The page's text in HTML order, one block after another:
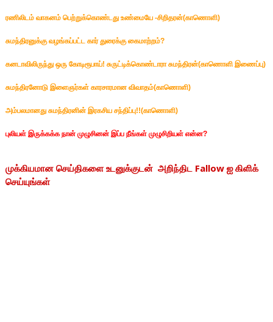
ரணிலிடம் வாகனம் பெற்றுக்கொண்டது உண்மையே -சிறிதரன்(காணொளி)
சுமந்திரனுக்கு வழங்கப்பட்ட கார் துரைக்கு கைமாற்றம்?
கனடாவிலிருந்து ஒரு கோடிரூபாய்! சுருட்டிக்கொண்டாரா சுமந்திரன்(காணொளி இணைப்பு)
சுமந்திரனோடு இளைஞர்கள் காரசாரமான விவாதம்(காணொளி)
அம்பலமானது சுமந்திரனின் இரகசிய சந்திப்பு!!(காணொளி)
புலியள் இருக்கக்க நான் முழுசினன் இப்ப நீங்கள் முழுசிறியள் என்ன?
முக்கியமான செய்திகளை உடனுக்குடன் அறிந்திட Fallow ஐ கிளிக்
செய்யுங்கள்